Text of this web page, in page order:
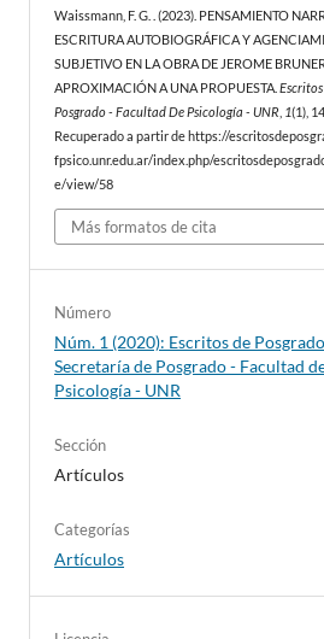
Waissmann, F. G. . (2023). PENSAMIENTO
ESCRITURA AUTOBIOGRÁFICA Y
SUBJETIVO EN LA OBRA DE JEROME
APROXIMACIÓN A UNA PROPUESTA.
Posgrado - Facultad De Psicología - UNR 1(1),
Recuperado a partir de https://
fpsico.unr.edu.ar/index.php/
e/view/58
Más formatos de cita
Número
Núm. 1 (2020): Escritos de
Secretaría de Posgrado - Facultad
Psicología - UNR
Sección
Artículos
Categorías
Artículos